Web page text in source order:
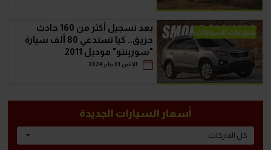
منوعات السيارات
بعد تسجيل أكثر من 160 حادث
حريق.. كيا تستدعي 80 ألف سيارة
"سورينتو" موديل 2011
الإثنين 01 يناير 2024
أسعار السيارات الجديدة
كل الماركات